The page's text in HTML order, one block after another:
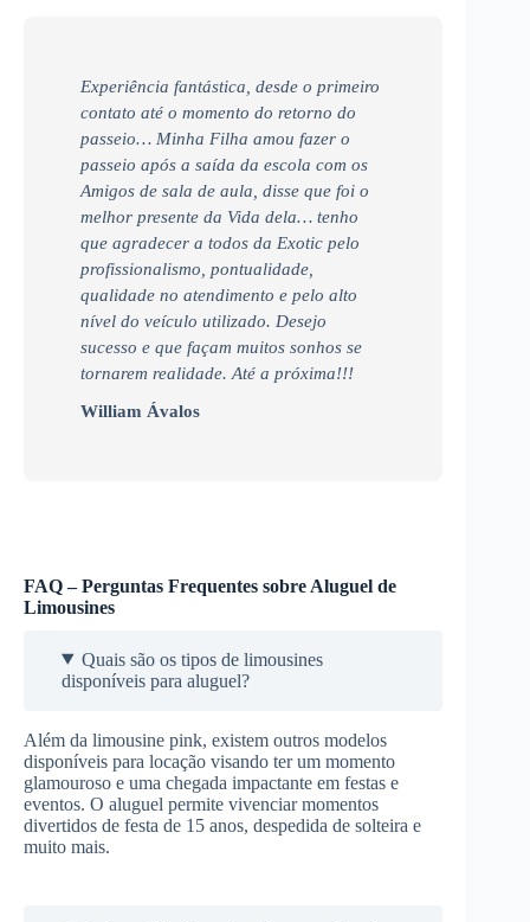
Experiência fantástica, desde o primeiro
contato até o momento do retorno do
passeio… Minha Filha amou fazer o
passeio após a saída da escola com os
Amigos de sala de aula, disse que foi o
melhor presente da Vida dela… tenho
que agradecer a todos da Exotic pelo
profissionalismo, pontualidade,
qualidade no atendimento e pelo alto
nível do veículo utilizado. Desejo
sucesso e que façam muitos sonhos se
tornarem realidade. Até a próxima!!!
William Ávalos
FAQ – Perguntas Frequentes sobre Aluguel de
Limousines
Quais são os tipos de limousines
disponíveis para aluguel?
Além da limousine pink, existem outros modelos
disponíveis para locação visando ter um momento
glamouroso e uma chegada impactante em festas e
eventos. O aluguel permite vivenciar momentos
divertidos de festa de 15 anos, despedida de solteira e
muito mais.